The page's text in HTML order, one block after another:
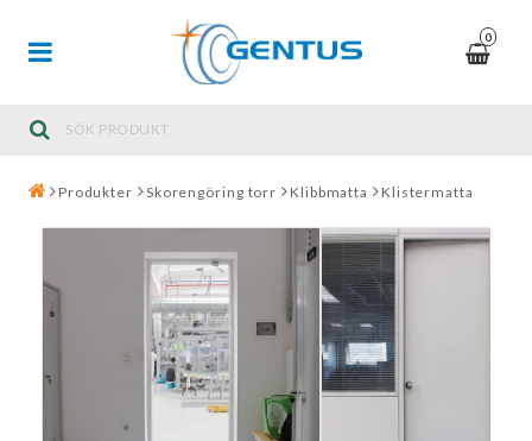
0
Produkter Skorengöring torr Klibbmatta Klistermatta